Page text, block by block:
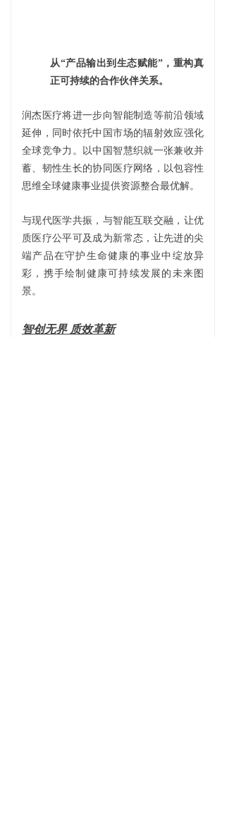
从“产品输出到生态赋能”，重构真
正可持续的合作伙伴关系。
润杰医疗将进一步向智能制造等前沿领域
延伸，同时依托中国市场的辐射效应强化
全球竞争力。以中国智慧织就一张兼收并
蓄、韧性生长的协同医疗网络，以包容性
思维全球健康事业提供资源整合最优解。
与现代医学共振，与智能互联交融，让优
质医疗公平可及成为新常态，让先进的尖
端产品在守护生命健康的事业中绽放异
彩，携手绘制健康可持续发展的未来图
景。
智创无界 质效革新